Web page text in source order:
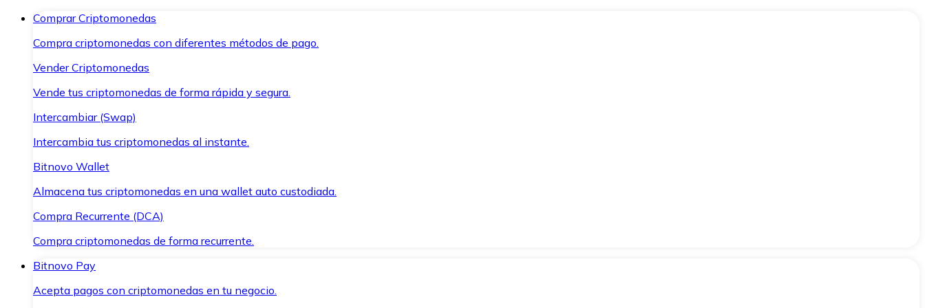
Comprar Criptomonedas
Compra criptomonedas con diferentes métodos de pago.
Vender Criptomonedas
Vende tus criptomonedas de forma rápida y segura.
Intercambiar (Swap)
Intercambia tus criptomonedas al instante.
Bitnovo Wallet
Almacena tus criptomonedas en una wallet auto custodiada.
Compra Recurrente (DCA)
Compra criptomonedas de forma recurrente.
Bitnovo Pay
Acepta pagos con criptomonedas en tu negocio.